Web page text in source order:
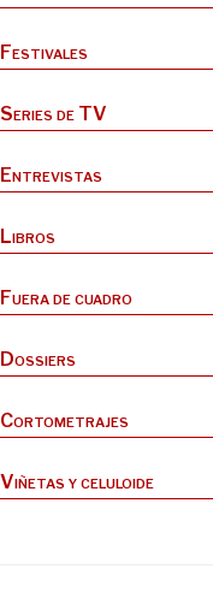
Festivales
Series de TV
Entrevistas
Libros
Fuera de cuadro
Dossiers
Cortometrajes
Viñetas y celuloide